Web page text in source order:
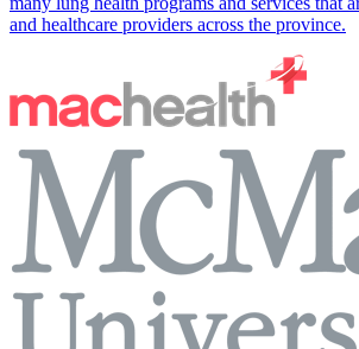
and healthcare providers across the province.